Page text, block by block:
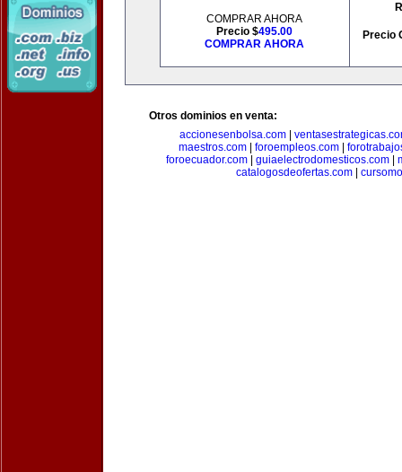
COMPRAR AHORA
Precio $495.00
COMPRAR AHORA
Precio
Otros dominios en venta:
accionesenbolsa.com|
maestros.com| foroempleos.com|
foroecuador.com| guiaelectrodomesticos.com|
catalogosdeofertas.com